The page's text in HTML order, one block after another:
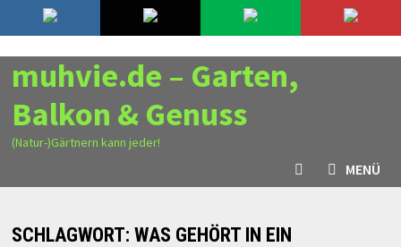
Zurück
zum
Inhalt
9. August 2026
muhvie.de – Garten,
Balkon & Genuss
(Natur-)Gärtnern kann jeder!
MENÜ
SCHLAGWORT: WAS GEHÖRT IN EIN